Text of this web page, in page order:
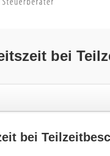
bei
bei